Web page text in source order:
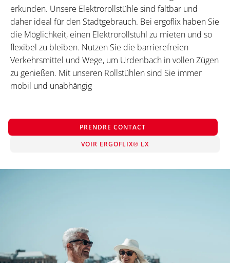
erkunden. Unsere Elektrorollstühle sind faltbar und
daher ideal für den Stadtgebrauch. Bei ergoflix haben Sie
die Möglichkeit, einen Elektrorollstuhl zu mieten und so
flexibel zu bleiben. Nutzen Sie die barrierefreien
Verkehrsmittel und Wege, um Urdenbach in vollen Zügen
zu genießen. Mit unseren Rollstühlen sind Sie immer
mobil und unabhängig
PRENDRE CONTACT
VOIR ERGOFLIX® LX